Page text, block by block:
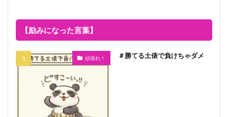
【励みになった言葉】
頑張れ！ ＃勝てる土俵で負けちゃダメ